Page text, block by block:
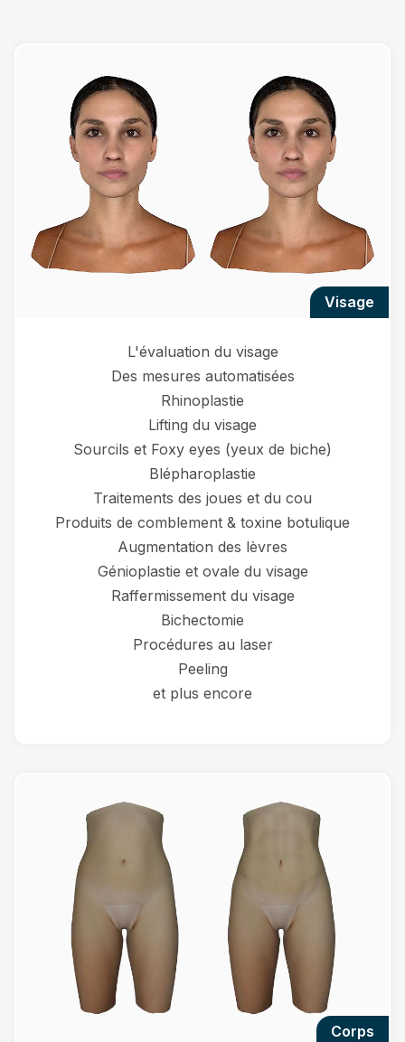
visage
L'évaluation du visage
Des mesures automatisées
Rhinoplastie
Lifting du visage
Sourcils et Foxy eyes (yeux de biche)
Blépharoplastie
Traitements des joues et du cou
Produits de comblement & toxine botulique
Augmentation des lèvres
Génioplastie et ovale du visage
Raffermissement du visage
Bichectomie
Procédures au laser
Peeling
et plus encore
corps